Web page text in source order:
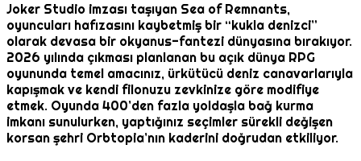
Joker Studio imzası taşıyan Sea of Remnants,
oyuncuları hafızasını kaybetmiş bir “kukla denizci”
olarak devasa bir okyanus-fantezi dünyasına bırakıyor.
2026 yılında çıkması planlanan bu açık dünya RPG
oyununda temel amacınız, ürkütücü deniz canavarlarıyla
kapışmak ve kendi filonuzu zevkinize göre modifiye
etmek. Oyunda 400’den fazla yoldaşla bağ kurma
imkanı sunulurken, yaptığınız seçimler sürekli değişen
korsan şehri Orbtopia’nın kaderini doğrudan etkiliyor.